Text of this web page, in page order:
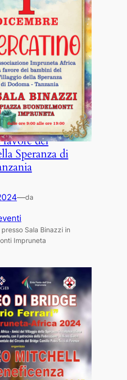
del
Speranza di
—da
Sala Binazzi in
Impruneta